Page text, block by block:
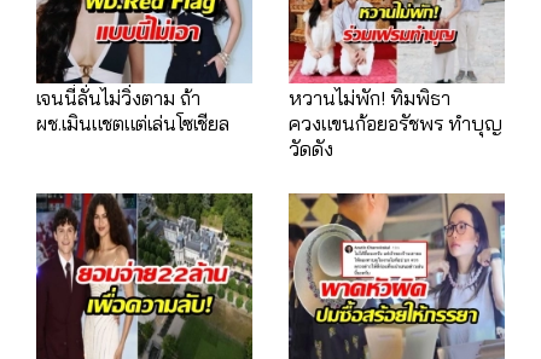
เจนนี่ลั่นไม่วิ่งตาม ถ้า
ผช.เมินแชตแต่เล่นโซเชียล
หวานไม่พัก! ทิมพิธา
ควงแขนก้อยอรัชพร ทำบุญ
วัดดัง